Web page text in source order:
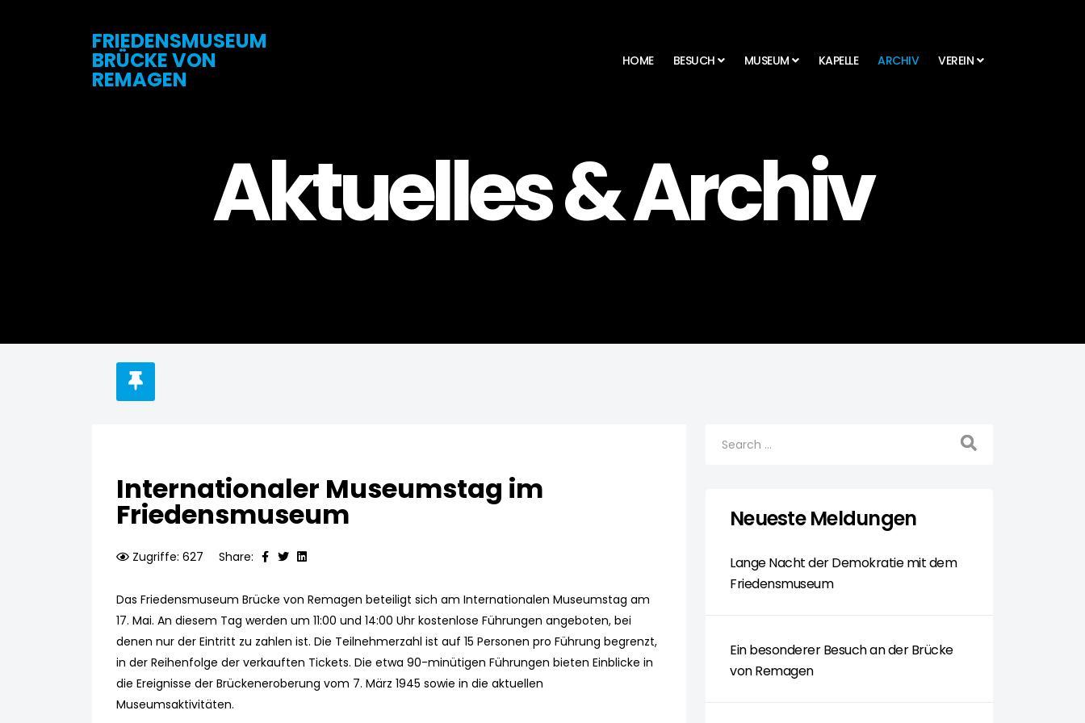
FRIEDENSMUSEUM
BRÜCKE VON
REMAGEN
HOME BESUCH MUSEUM KAPELLE ARCHIV VEREIN
Aktuelles & Archiv
Internationaler Museumstag im
Friedensmuseum
Zugriffe: 627 Share:
Das Friedensmuseum Brücke von Remagen beteiligt sich am Internationalen Museumstag am
17. Mai. An diesem Tag werden um 11:00 und 14:00 Uhr kostenlose Führungen angeboten, bei
denen nur der Eintritt zu zahlen ist. Die Teilnehmerzahl ist auf 15 Personen pro Führung begrenzt,
in der Reihenfolge der verkauften Tickets. Die etwa 90-minütigen Führungen bieten Einblicke in
die Ereignisse der Brückeneroberung vom 7. März 1945 sowie in die aktuellen
Museumsaktivitäten.
Neueste Meldungen
Lange Nacht der Demokratie mit dem
Friedensmuseum
Ein besonderer Besuch an der Brücke
von Remagen